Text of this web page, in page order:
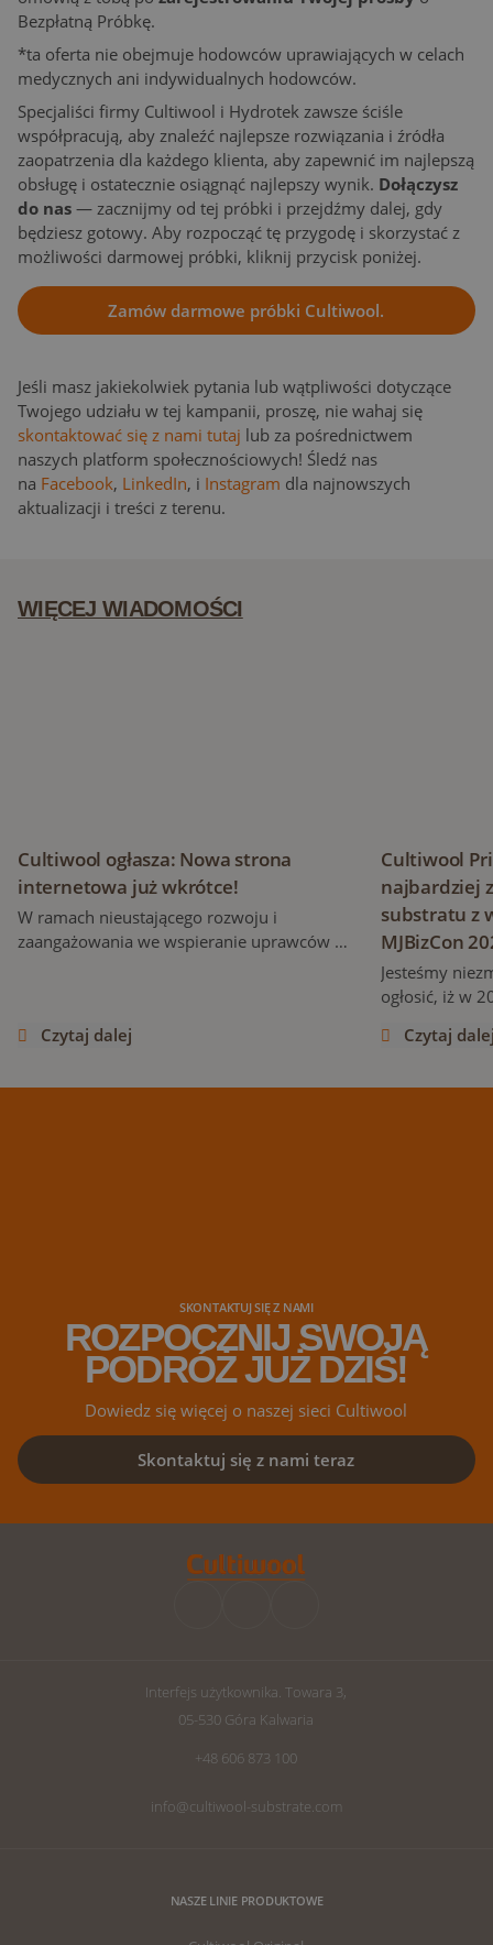
Bezpłatną Próbkę.
*ta oferta nie obejmuje hodowców uprawiających w celach
medycznych ani indywidualnych hodowców.
Specjaliści firmy Cultiwool i Hydrotek zawsze ściśle
współpracują, aby znaleźć najlepsze rozwiązania i źródła
zaopatrzenia dla każdego klienta, aby zapewnić im najlepszą
obsługę i ostatecznie osiągnąć najlepszy wynik. Dołączysz
do nas — zacznijmy od tej próbki i przejdźmy dalej, gdy
będziesz gotowy. Aby rozpocząć tę przygodę i skorzystać z
możliwości darmowej próbki, kliknij przycisk poniżej.
Zamów darmowe próbki Cultiwool.
Jeśli masz jakiekolwiek pytania lub wątpliwości dotyczące
Twojego udziału w tej kampanii, proszę, nie wahaj się
skontaktować się z nami tutaj lub za pośrednictwem
naszych platform społecznościowych! Śledź nas
na Facebook, LinkedIn, i Instagram dla najnowszych
aktualizacji i treści z terenu.
WIĘCEJ WIADOMOŚCI
Cultiwool ogłasza: Nowa strona
internetowa już wkrótce!
W ramach nieustającego rozwoju i
zaangażowania we wspieranie uprawców na
zaplanowano na późniejszy termin w tym
Czytaj dalej
Cultiwool
najbardziej
substratu z
MJBizCon
Jesteśmy
ogłosić, iż w
kamiennej,
dniach
Czytaj
SKONTAKTUJ SIĘ Z NAMI
ROZPOCZNIJ SWOJĄ
PODRÓŻ JUŻ DZIŚ!
Dowiedz się więcej o naszej sieci Cultiwool
Skontaktuj się z nami teraz
Interfejs użytkownika. Towara 3,
05-530 Góra Kalwaria
+48 606 873 100
info@cultiwool-substrate.com
NASZE LINIE PRODUKTOWE